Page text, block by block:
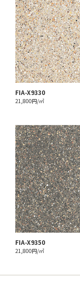
FIA-X9330
21,800円/㎡
FIA-X9350
21,800円/㎡